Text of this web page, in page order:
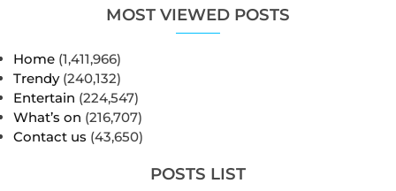
MOST VIEWED POSTS
Home (1,411,966)
Trendy (240,132)
Entertain (224,547)
What’s on (216,707)
Contact us (43,650)
POSTS LIST